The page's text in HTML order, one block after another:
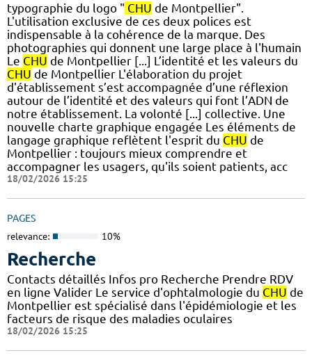
typographie du logo " CHU de Montpellier".
L'utilisation exclusive de ces deux polices est
indispensable à la cohérence de la marque. Des
photographies qui donnent une large place à l'humain
Le CHU de Montpellier [...] L’identité et les valeurs du
CHU de Montpellier L'élaboration du projet
d'établissement s’est accompagnée d’une réflexion
autour de l’identité et des valeurs qui font l’ADN de
notre établissement. La volonté [...] collective.​ Une
nouvelle charte graphique engagée Les éléments de
langage graphique reflètent l'esprit du CHU de
Montpellier : toujours mieux comprendre et
accompagner les usagers, qu'ils soient patients, acc
18/02/2026 15:25
PAGES
relevance: 10%
Recherche
Contacts détaillés Infos pro Recherche Prendre RDV
en ligne Valider Le service d'ophtalmologie du CHU de
Montpellier est spécialisé dans l'épidémiologie et les
facteurs de risque des maladies oculaires
18/02/2026 15:25